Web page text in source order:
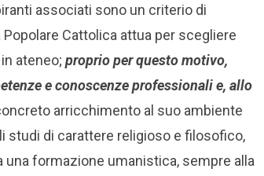
associati sono un criterio di
Cattolica attua per scegliere
ateneo; proprio per questo motivo,
e conoscenze professionali e, allo
arricchimento al suo ambiente
studi di carattere religioso e filosofico,
una formazione umanistica, sempre alla